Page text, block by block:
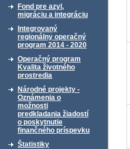
Fond pre azyl,
migráciu a integráciu
Integrovaný
regionálny operačný
program 2014 - 2020
Operačný program
Kvalita životného
prostredia
Národné projekty -
Oznámenia o
možnosti
predkladania žiadostí
o poskytnutie
finančného príspevku
Štatistiky